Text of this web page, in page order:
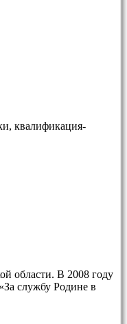
квалификация-
области. В 2008 году
службу Родине в